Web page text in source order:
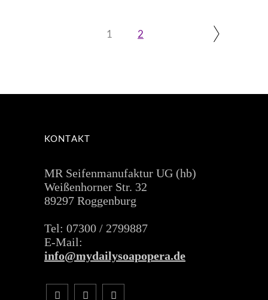
1 2
KONTAKT
MR Seifenmanufaktur UG (hb)
Weißenhorner Str. 32
89297 Roggenburg
Tel: 07300 / 2799887
E-Mail:
info@mydailysoapopera.de